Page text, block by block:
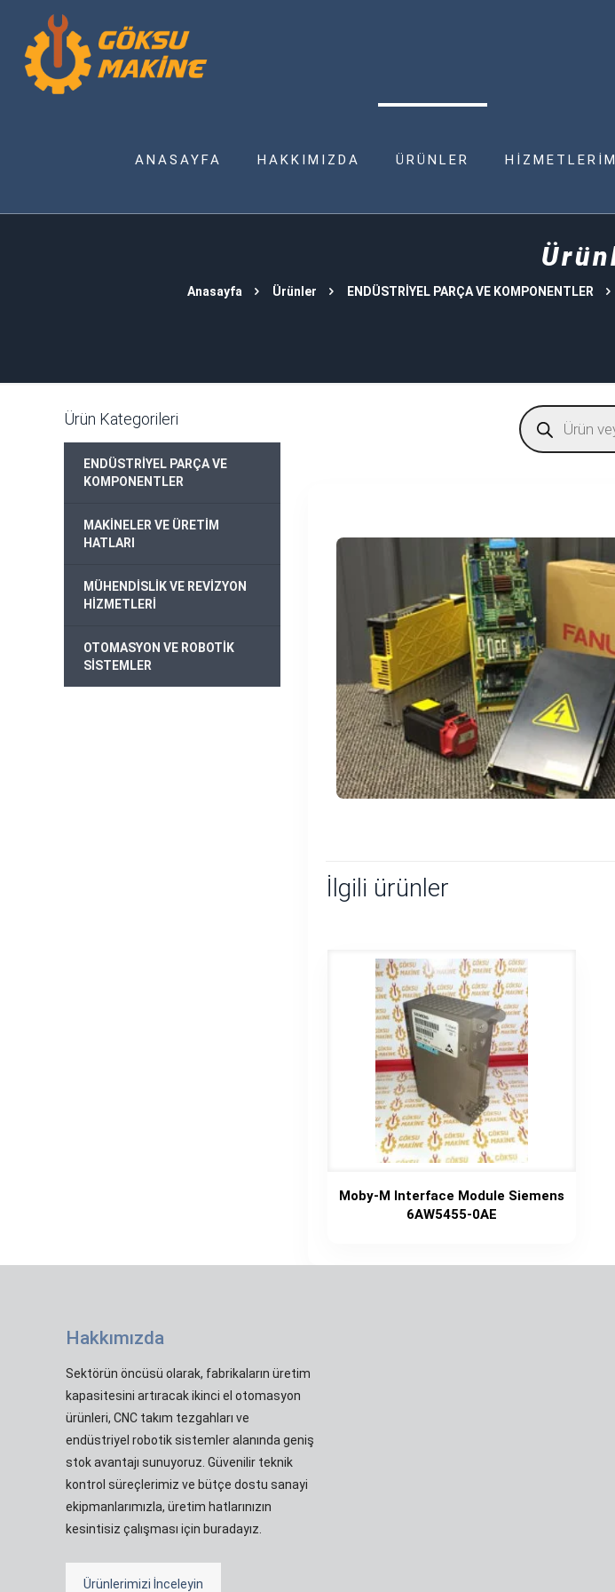
ANASAYFA HAKKIMIZDA ÜRÜNLER
Anasayfa Ürünler ENDÜSTRİYEL PARÇA VE KOMPONENTLER
Products
search
İlgili ürünler
Moby-M Interface Module Siemens
6AW5455-0AE
Ürün Kategorileri
ENDÜSTRİYEL PARÇA VE
KOMPONENTLER
MAKİNELER VE ÜRETİM
HATLARI
MÜHENDİSLİK VE REVİZYON
HİZMETLERİ
OTOMASYON VE ROBOTİK
SİSTEMLER
Hakkımızda
Sektörün öncüsü olarak, fabrikaların üretim
kapasitesini artıracak ikinci el otomasyon
ürünleri, CNC takım tezgahları ve
endüstriyel robotik sistemler alanında geniş
stok avantajı sunuyoruz. Güvenilir teknik
kontrol süreçlerimiz ve bütçe dostu sanayi
ekipmanlarımızla, üretim hatlarınızın
kesintisiz çalışması için buradayız.
Ürünlerimizi İnceleyin